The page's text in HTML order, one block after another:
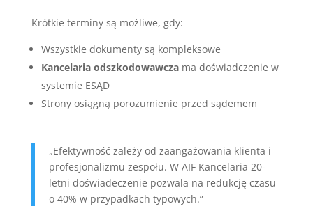
Krótkie terminy są możliwe, gdy:
Wszystkie dokumenty są kompleksowe
Kancelaria odszkodowawczama doświadczenie w
systemie ESĄD
Strony osiągną porozumienie przed sądemem
„Efektywność zależy od zaangażowania klienta i
profesjonalizmu zespołu. W AIF Kancelaria 20-
letni doświadeczenie pozwala na redukcję czasu
o 40% w przypadkach typowych.”